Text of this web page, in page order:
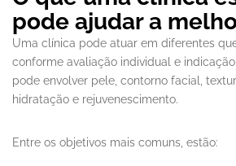
pode ajudar a
Uma clínica pode atuar em diferentes
conforme avaliação individual e
pode envolver pele, contorno facial,
hidratação e rejuvenescimento.
Entre os objetivos mais comuns, estão: